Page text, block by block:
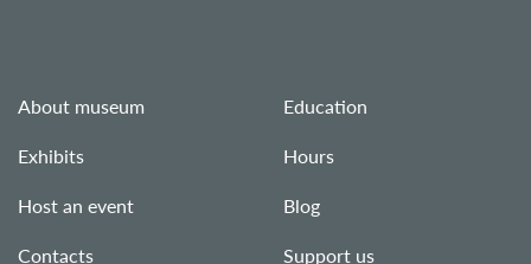
About museum
Exhibits
Host an event
Contacts
Education
Hours
Blog
Support us